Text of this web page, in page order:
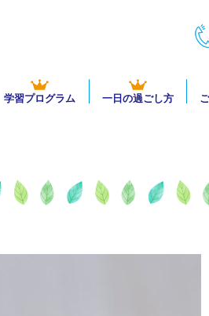
学習プログラム 一日の過ごし方